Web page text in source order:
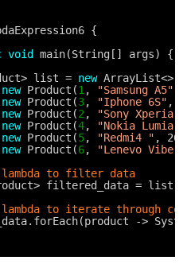
{
void
main(String[] args) {
list = new
new Product(1 , "Samsung A5"
new Product(3, "Iphone 6S" ,
new Product(2 , "Sony Xperia"
new Product(4, "Nokia Lumia"
new Product(5, "Redmi4 " ,
new Product(6, "Lenevo Vibe"
to filter data
filtered_data =
to iterate through
->